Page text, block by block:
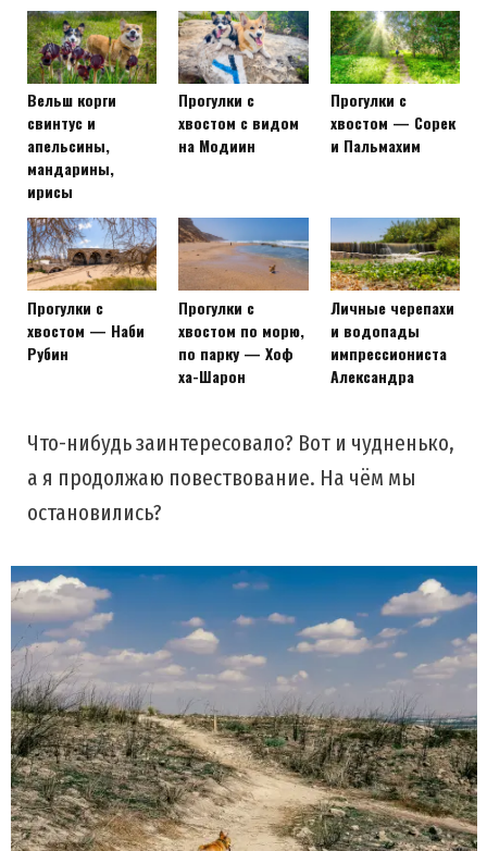
Вельш корги
свинтус и
апельсины,
мандарины,
ирисы
Прогулки с
хвостом с видом
на Модиин
Прогулки с
хвостом — Сорек
и Пальмахим
Прогулки с
хвостом — Наби
Рубин
Прогулки с
хвостом по морю,
по парку — Хоф
ха-Шарон
Личные черепахи
и водопады
импрессиониста
Александра
Что-нибудь заинтересовало? Вот и чудненько,
а я продолжаю повествование. На чём мы
остановились?